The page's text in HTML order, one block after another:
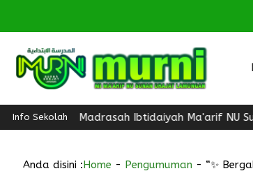
Info Sekolah
Madrasah Ibtidaiyah Ma'arif NU Sunan
Anda disini :Home - Pengumuman - “✨